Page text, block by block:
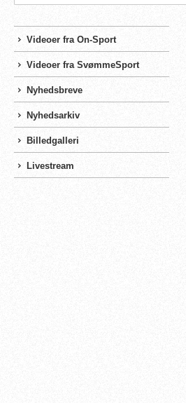
Videoer fra On-Sport
Videoer fra SvømmeSport
Nyhedsbreve
Nyhedsarkiv
Billedgalleri
Livestream